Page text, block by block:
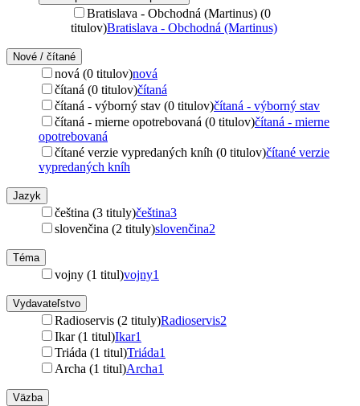
Bratislava - Obchodná (Martinus) (0
titulov)Bratislava - Obchodná (Martinus)
Nové / čítané
nová (0 titulov)nová
čítaná (0 titulov)čítaná
čítaná - výborný stav (0 titulov)čítaná - výborný stav
čítaná - mierne opotrebovaná (0 titulov)čítaná - mierne
opotrebovaná
čítané verzie vypredaných kníh (0 titulov)čítané verzie
vypredaných kníh
Jazyk
čeština (3 tituly)čeština3
slovenčina (2 tituly)slovenčina2
Téma
vojny (1 titul)vojny1
Vydavateľstvo
Radioservis (2 tituly)Radioservis2
Ikar (1 titul)Ikar1
Triáda (1 titul)Triáda1
Archa (1 titul)Archa1
Väzba